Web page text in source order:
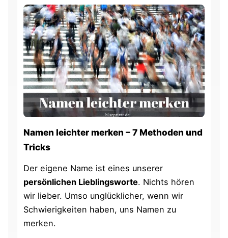
Namen leichter merken – 7 Methoden und
Tricks
Der eigene Name ist eines unserer
persönlichen Lieblingsworte. Nichts hören
wir lieber. Umso unglücklicher, wenn wir
Schwierigkeiten haben, uns Namen zu
merken.